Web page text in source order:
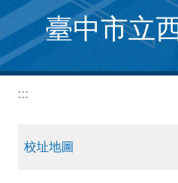
容
區
臺中市立
:::
校址地圖